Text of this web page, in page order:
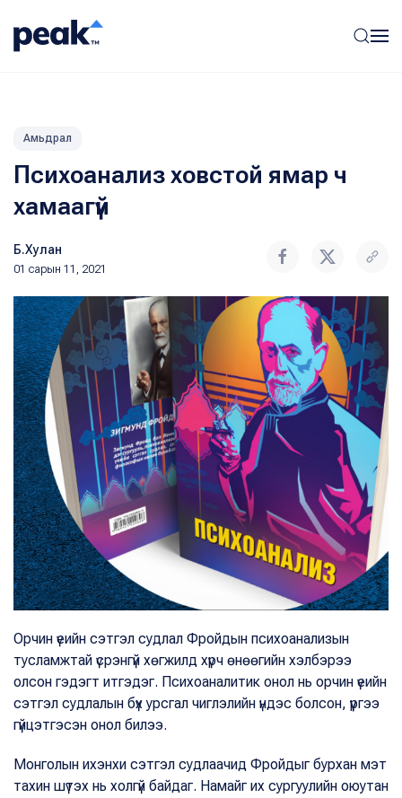
Амьдрал
Психоанализ ховстой ямар ч
хамаагүй
Б.Хулан
01 сарын 11, 2021
Орчин үеийн сэтгэл судлал Фройдын психоанализын
тусламжтай үсрэнгүй хөгжилд хүрч өнөөгийн хэлбэрээ
олсон гэдэгт итгэдэг. Психоаналитик онол нь орчин үеийн
сэтгэл судлалын бүх урсгал чиглэлийн үндэс болсон, үүргээ
гүйцэтгэсэн онол билээ.
Монголын ихэнхи сэтгэл судлаачид Фройдыг бурхан мэт
тахин шүтэх нь холгүй байдаг. Намайг их сургуулийн оюутан